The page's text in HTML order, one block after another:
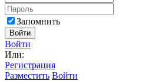
Запомнить
Войти
Войти
Или:
Регистрация
Разместить Войти